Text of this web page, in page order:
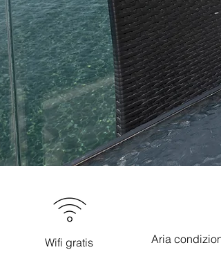
Wifi gratis Aria